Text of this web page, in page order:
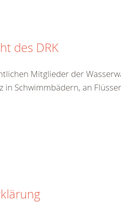
des DRK
Mitglieder der
in Schwimmbädern, an